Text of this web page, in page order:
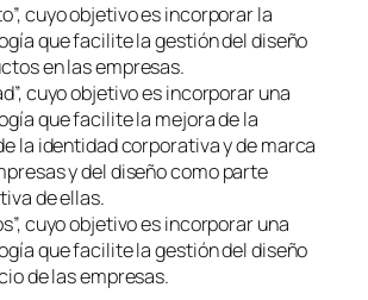
cuyo objetivo es incorporar la
que facilite la gestión del diseño
en las empresas.
cuyo objetivo es incorporar una
que facilite la mejora de la
la identidad corporativa y de marca
y del diseño como parte
de ellas.
cuyo objetivo es incorporar una
que facilite la gestión del diseño
de las empresas.